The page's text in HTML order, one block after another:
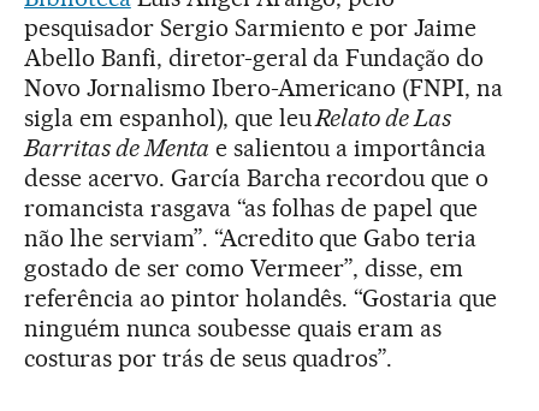
pesquisador Sergio Sarmiento e por Jaime
Abello Banfi, diretor-geral da Fundação do
Novo Jornalismo Ibero-Americano (FNPI, na
sigla em espanhol), que leuRelato de Las
Barritas de Menta e salientou a importância
desse acervo. García Barcha recordou que o
romancista rasgava “as folhas de papel que
não lhe serviam”. “Acredito que Gabo teria
gostado de ser como Vermeer”, disse, em
referência ao pintor holandês. “Gostaria que
ninguém nunca soubesse quais eram as
costuras por trás de seus quadros”.